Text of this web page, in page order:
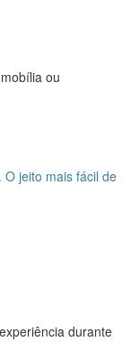
ou
durante